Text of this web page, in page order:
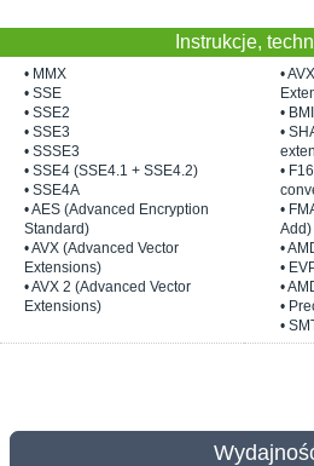
Instrukcje,
• MMX
• SSE
• SSE2
• SSE3
• SSSE3
• SSE4 (SSE4.1 + SSE4.2)
• SSE4A
• AES (Advanced Encryption
Standard)
• AVX (Advanced Vector
Extensions)
• AVX 2 (Advanced Vector
Extensions)
•
•
•
•
•
Add)
•
•
•
•
•